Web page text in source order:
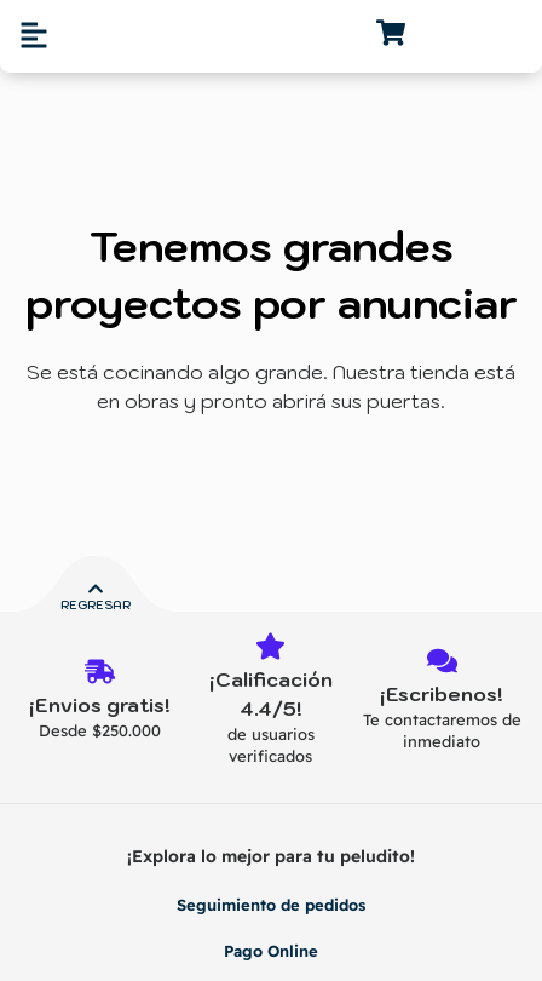
Tenemos grandes
proyectos por anunciar
Se está cocinando algo grande. Nuestra tienda está
en obras y pronto abrirá sus puertas.
REGRESAR
¡Envios gratis!
Desde $250.000
¡Calificación
4.4/5!
de usuarios
verificados
¡Escribenos!
Te contactaremos de
inmediato
¡Explora lo mejor para tu peludito!
Seguimiento de pedidos
Pago Online